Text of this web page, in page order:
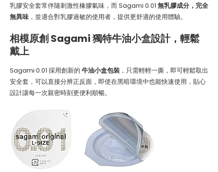
乳膠安全套常伴隨刺激性橡膠氣味，而 Sagami 0.01 無乳膠成分，完全
無異味，並適合對乳膠過敏的使用者，提供更舒適的使用體驗。
相模原創 Sagami獨特牛油小盒設計，輕鬆
戴上
Sagami 0.01 採用創新的 牛油小盒包裝 ，只需輕輕一撕，即可輕鬆取出
安全套，可以直接分辨正反面，即使在黑暗環境中也能快速使用，貼心
設計讓每一次親密時刻更便利順暢。